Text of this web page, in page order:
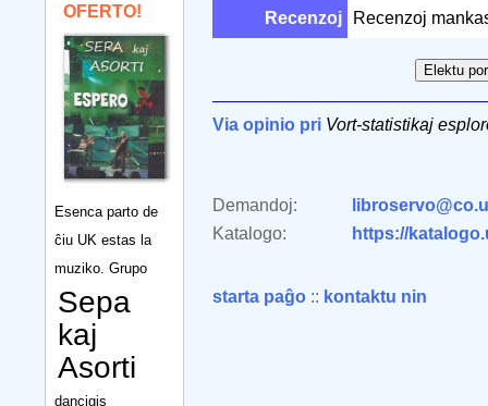
OFERTO!
Esenca parto de
ĉiu UK estas la
muziko. Grupo
Sepa
kaj
Asorti
dancigis
Recenzoj Recenzoj
Via opinio pri Vort-statistikaj
Demandoj:
Katalogo:
https://
starta paĝo :: kontaktu nin